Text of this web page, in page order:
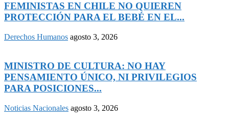
FEMINISTAS EN CHILE NO QUIEREN
PROTECCIÓN PARA EL BEBÉ EN EL...
Derechos Humanos agosto 3, 2026
MINISTRO DE CULTURA: NO HAY
PENSAMIENTO ÚNICO, NI PRIVILEGIOS
PARA POSICIONES...
Noticias Nacionales agosto 3, 2026